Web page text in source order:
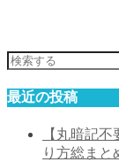
最近の投稿
【丸暗記
り方総まと